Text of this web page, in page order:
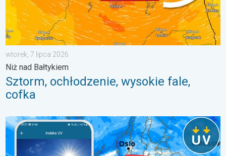
wtorek, 7 lipca 2026
Niż nad Bałtykiem
Sztorm, ochłodzenie, wysokie fale,
cofka
Brak opadów do końca tygodnia. Chroń się przed słońcem. .